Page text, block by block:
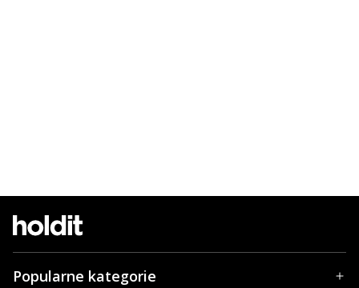
Popularne kategorie